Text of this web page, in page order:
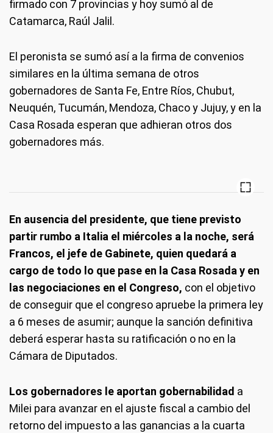
firmado con 7 provincias y hoy sumó al de
Catamarca, Raúl Jalil.
El peronista se sumó así a la firma de convenios
similares en la última semana de otros
gobernadores de Santa Fe, Entre Ríos, Chubut,
Neuquén, Tucumán, Mendoza, Chaco y Jujuy, y en la
Casa Rosada esperan que adhieran otros dos
gobernadores más.
En ausencia del presidente, que tiene previsto
partir rumbo a Italia el miércoles a la noche, será
Francos, el jefe de Gabinete, quien quedará a
cargo de todo lo que pase en la Casa Rosada y en
las negociaciones en el Congreso, con el objetivo
de conseguir que el congreso apruebe la primera ley
a 6 meses de asumir; aunque la sanción definitiva
deberá esperar hasta su ratificación o no en la
Cámara de Diputados.
Los gobernadores le aportan gobernabilidad a
Milei para avanzar en el ajuste fiscal a cambio del
retorno del impuesto a las ganancias a la cuarta